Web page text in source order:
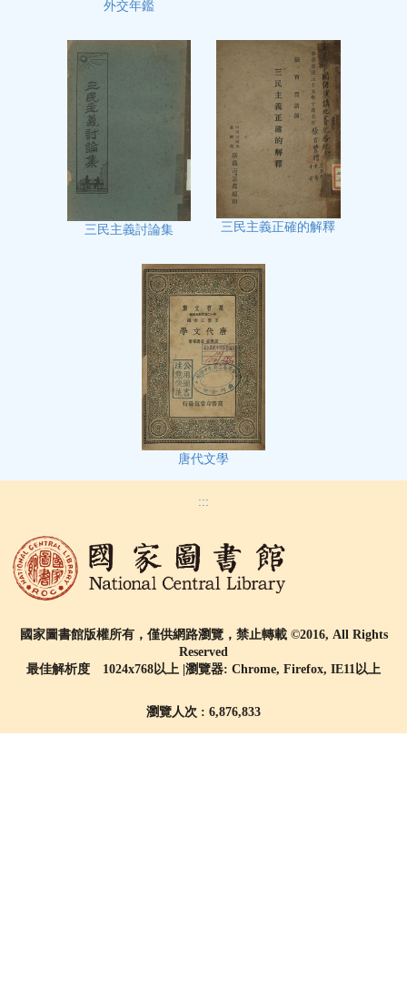
外交年鑑
三民主義討論集 三民主義正確的解釋
唐代文學
:::
國家圖書館版權所有，僅供網路瀏覽，禁止轉載 ©2016, All Rights
Reserved
最佳解析度 1024x768以上 |瀏覽器: Chrome, Firefox, IE11以上
瀏覽人次 : 6,876,833